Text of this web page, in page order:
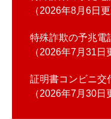
2026年8月6日
特殊詐欺の予兆電
2026年7月31日
証明書コンビニ交
2026年7月30日